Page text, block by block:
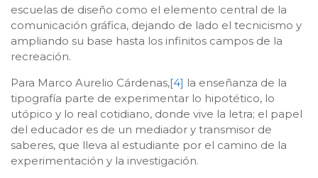
escuelas de diseño como el elemento central de la
comunicación gráfica, dejando de lado el tecnicismo y
ampliando su base hasta los infinitos campos de la
recreación.
Para Marco Aurelio Cárdenas,[4] la enseñanza de la
tipografía parte de experimentar lo hipotético, lo
utópico y lo real cotidiano, donde vive la letra; el papel
del educador es de un mediador y transmisor de
saberes, que lleva al estudiante por el camino de la
experimentación y la investigación.